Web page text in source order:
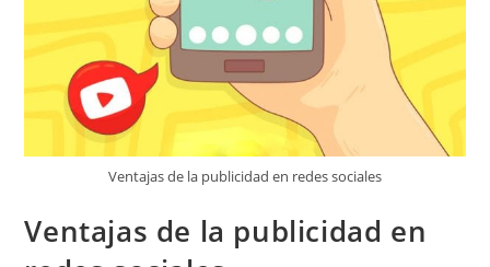
Ventajas de la publicidad en redes sociales
Ventajas de la publicidad en